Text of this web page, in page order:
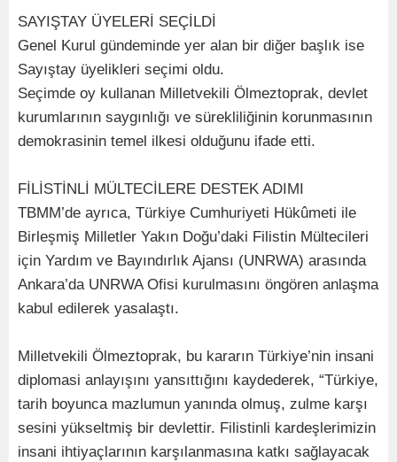
SAYIŞTAY ÜYELERİ SEÇİLDİ
Genel Kurul gündeminde yer alan bir diğer başlık ise
Sayıştay üyelikleri seçimi oldu.
Seçimde oy kullanan Milletvekili Ölmeztoprak, devlet
kurumlarının saygınlığı ve sürekliliğinin korunmasının
demokrasinin temel ilkesi olduğunu ifade etti.
FİLİSTİNLİ MÜLTECİLERE DESTEK ADIMI
TBMM’de ayrıca, Türkiye Cumhuriyeti Hükûmeti ile
Birleşmiş Milletler Yakın Doğu’daki Filistin Mültecileri
için Yardım ve Bayındırlık Ajansı (UNRWA) arasında
Ankara’da UNRWA Ofisi kurulmasını öngören anlaşma
kabul edilerek yasalaştı.
Milletvekili Ölmeztoprak, bu kararın Türkiye’nin insani
diplomasi anlayışını yansıttığını kaydederek, “Türkiye,
tarih boyunca mazlumun yanında olmuş, zulme karşı
sesini yükseltmiş bir devlettir. Filistinli kardeşlerimizin
insani ihtiyaçlarının karşılanmasına katkı sağlayacak